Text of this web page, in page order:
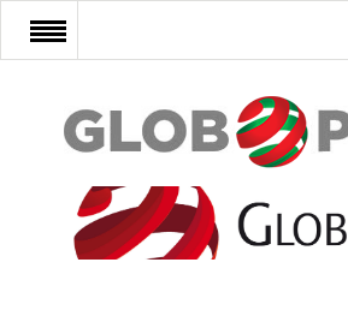
FŐOLDAL
AFRIKA